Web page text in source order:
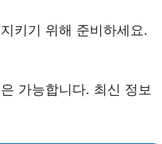
키기 위해 준비하세요.
가능합니다. 최신 정보